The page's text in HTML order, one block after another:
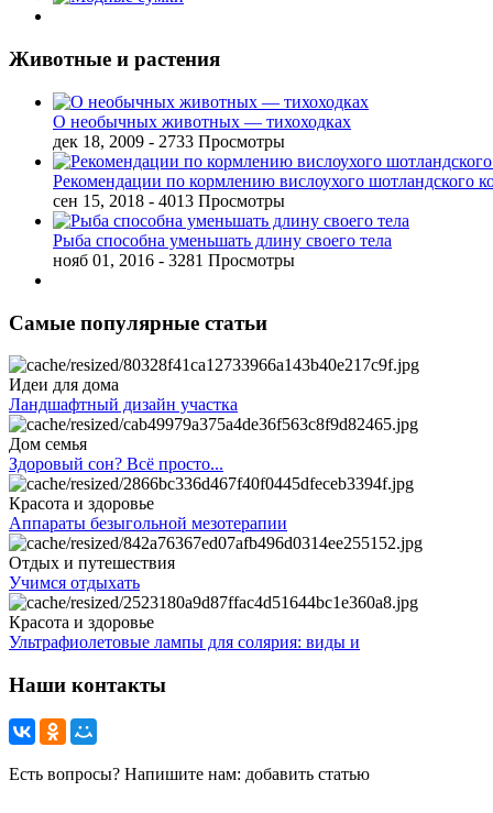
Животные и растения
О необычных животных — тихоходках
дек 18, 2009 - 2733 Просмотры
Рекомендации по кормлению вислоухого шотландского
сен 15, 2018 - 4013 Просмотры
Рыба способна уменьшать длину своего тела
нояб 01, 2016 - 3281 Просмотры
Самые популярные статьи
Идеи для дома
Ландшафтный дизайн участка
Дом семья
Здоровый сон? Всё просто...
Красота и здоровье
Аппараты безыгольной мезотерапии
Отдых и путешествия
Учимся отдыхать
Красота и здоровье
Ультрафиолетовые лампы для солярия: виды и
Наши контакты
Есть вопросы? Напишите нам: добавить статью